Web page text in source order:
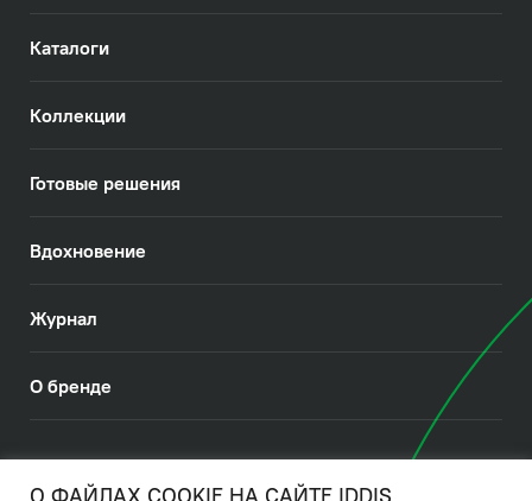
Каталоги
Коллекции
Готовые решения
Вдохновение
Журнал
О бренде